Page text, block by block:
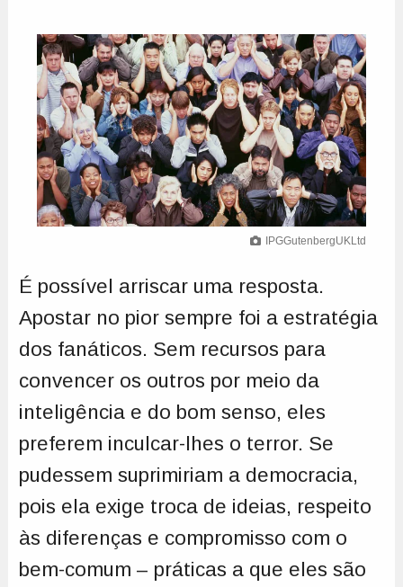
IPGGutenbergUKLtd
É possível arriscar uma resposta.
Apostar no pior sempre foi a estratégia
dos fanáticos. Sem recursos para
convencer os outros por meio da
inteligência e do bom senso, eles
preferem inculcar-lhes o terror. Se
pudessem suprimiriam a democracia,
pois ela exige troca de ideias, respeito
às diferenças e compromisso com o
bem-comum – práticas a que eles são